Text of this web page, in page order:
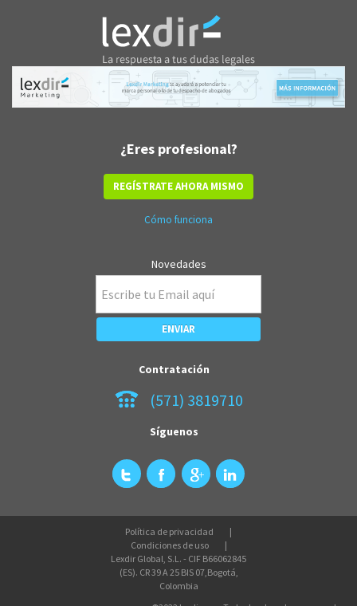
¿Eres profesional?
REGÍSTRATE AHORA MISMO
Cómo funciona
Novedades
Contratación
(571) 3819710
Síguenos
Política de privacidad
Condiciones de uso
Lexdir Global, S.L. - CIF B66062845
(ES). CR 39 A 25 BIS 07,Bogotá,
Colombia